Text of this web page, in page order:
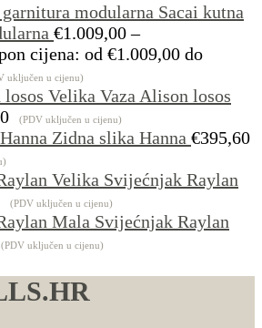
Sacai kutna
€1.009,00 –
cijena: od €1.009,00 do
uključen u cijenu)
Vaza Alison losos
(PDV uključen u cijenu)
Zidna slika Hanna €395,60
Svijećnjak Raylan
(PDV uključen u cijenu)
Svijećnjak Raylan
(PDV uključen u cijenu)